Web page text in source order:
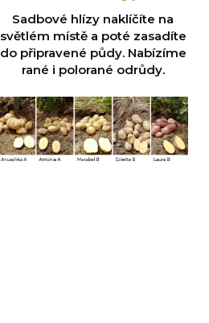
Sadbové hlízy naklíčíte na
světlém místě a poté zasadíte
do připravené půdy. Nabízíme
rané i polorané odrůdy.